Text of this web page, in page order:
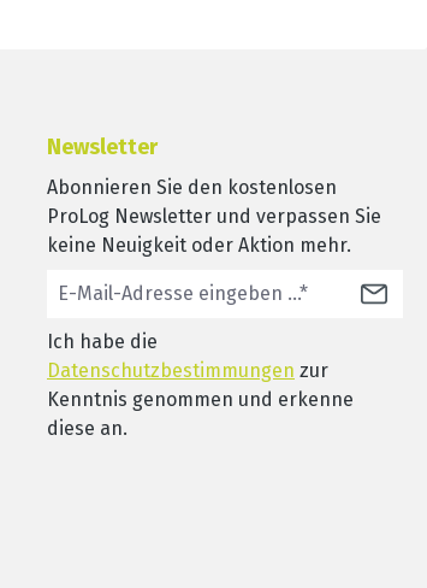
Newsletter
Abonnieren Sie den kostenlosen
ProLog Newsletter und verpassen Sie
keine Neuigkeit oder Aktion mehr.
Ich habe die
Datenschutzbestimmungen zur
Kenntnis genommen und erkenne
diese an.